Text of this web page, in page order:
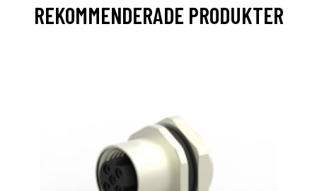
REKOMMENDERADE PRODUKTER